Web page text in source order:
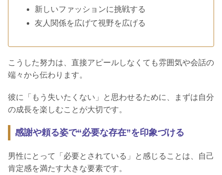
新しいファッションに挑戦する
友人関係を広げて視野を広げる
こうした努力は、直接アピールしなくても雰囲気や会話の
端々から伝わります。
彼に「もう失いたくない」と思わせるために、まずは自分
の成長を楽しむことが大切です。
感謝や頼る姿で“必要な存在”を印象づける
男性にとって「必要とされている」と感じることは、自己
肯定感を満たす大きな要素です。